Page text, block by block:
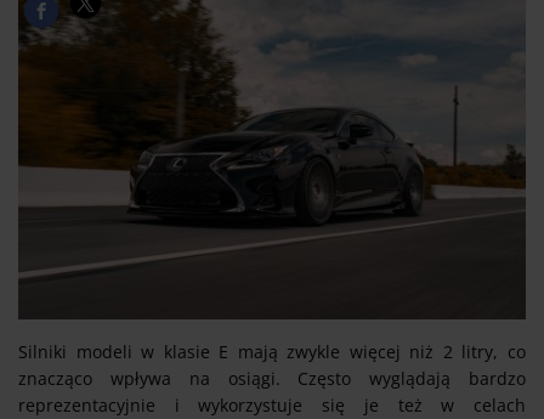
Silniki modeli w klasie E mają zwykle więcej niż 2 litry, co
znacząco wpływa na osiągi. Często wyglądają bardzo
reprezentacyjnie i wykorzystuje się je też w celach